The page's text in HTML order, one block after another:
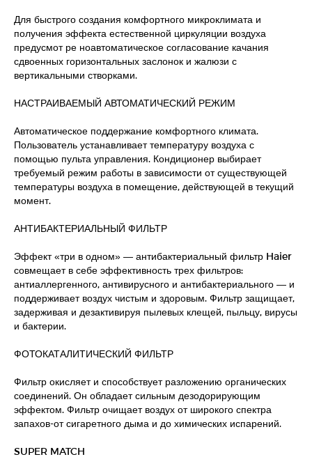
Для быстрого создания комфортного микроклимата и
получения эффекта естественной циркуляции воздуха
предусмот ре ноавтоматическое согласование качания
сдвоенных горизонтальных заслонок и жалюзи с
вертикальными створками.
НАСТРАИВАЕМЫЙ АВТОМАТИЧЕСКИЙ РЕЖИМ
Автоматическое поддержание комфортного климата.
Пользователь устанавливает температуру воздуха с
помощью пульта управления. Кондиционер выбирает
требуемый режим работы в зависимости от существующей
температуры воздуха в помещение, действующей в текущий
момент.
АНТИБАКТЕРИАЛЬНЫЙ ФИЛЬТР
Эффект «три в одном» — антибактериальный фильтр Haier
совмещает в себе эффективность трех фильтров:
антиаллергенного, антивирусного и антибактериального — и
поддерживает воздух чистым и здоровым. Фильтр защищает,
задерживая и дезактивируя пылевых клещей, пыльцу, вирусы
и бактерии.
ФОТОКАТАЛИТИЧЕСКИЙ ФИЛЬТР
Фильтр окисляет и способствует разложению органических
соединений. Он обладает сильным дезодорирующим
эффектом. Фильтр очищает воздух от широкого спектра
запахов-от сигаретного дыма и до химических испарений.
SUPER MATCH